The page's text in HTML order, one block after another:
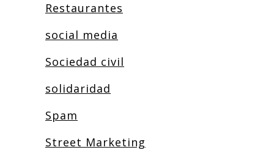
Restaurantes
social media
Sociedad civil
solidaridad
Spam
Street Marketing